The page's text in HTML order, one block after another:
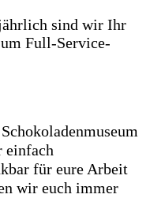
sind wir Ihr
Full-Service-
einfach
für eure Arbeit
wir euch immer